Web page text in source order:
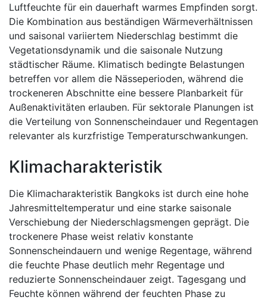
Luftfeuchte für ein dauerhaft warmes Empfinden sorgt.
Die Kombination aus beständigen Wärmeverhältnissen
und saisonal variiertem Niederschlag bestimmt die
Vegetationsdynamik und die saisonale Nutzung
städtischer Räume. Klimatisch bedingte Belastungen
betreffen vor allem die Nässeperioden, während die
trockeneren Abschnitte eine bessere Planbarkeit für
Außenaktivitäten erlauben. Für sektorale Planungen ist
die Verteilung von Sonnenscheindauer und Regentagen
relevanter als kurzfristige Temperaturschwankungen.
Klimacharakteristik
Die Klimacharakteristik Bangkoks ist durch eine hohe
Jahresmitteltemperatur und eine starke saisonale
Verschiebung der Niederschlagsmengen geprägt. Die
trockenere Phase weist relativ konstante
Sonnenscheindauern und wenige Regentage, während
die feuchte Phase deutlich mehr Regentage und
reduzierte Sonnenscheindauer zeigt. Tagesgang und
Feuchte können während der feuchten Phase zu